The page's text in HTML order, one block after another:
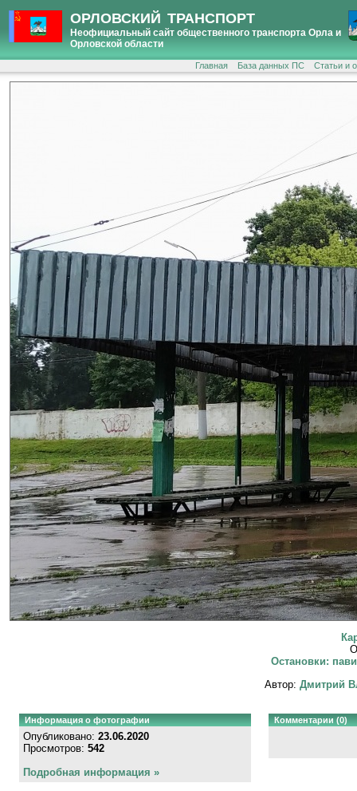
ОРЛОВСКИЙ ТРАНСПОРТ
Неофициальный сайт общественного транспорта Орла и
Орловской области
Главная База данных ПС Статьи и
Остановки:
Автор: Дмитрий
Информация о фотографии
Опубликовано: 23.06.2020
Просмотров: 542
Подробная информация »
Комментарии (0)